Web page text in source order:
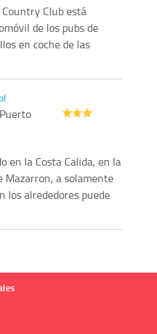
Club está
de los pubs de
en coche de las
en la Costa Calida, en la
Mazarron, a solamente
los alrededores puede